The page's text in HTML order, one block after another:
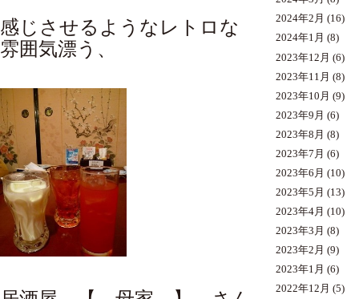
感じさせるようなレトロな
雰囲気漂う、
2024年2月 (16)
2024年1月 (8)
2023年12月 (6)
2023年11月 (8)
2023年10月 (9)
2023年9月 (6)
2023年8月 (8)
2023年7月 (6)
2023年6月 (10)
2023年5月 (13)
2023年4月 (10)
2023年3月 (8)
2023年2月 (9)
2023年1月 (6)
2022年12月 (5)